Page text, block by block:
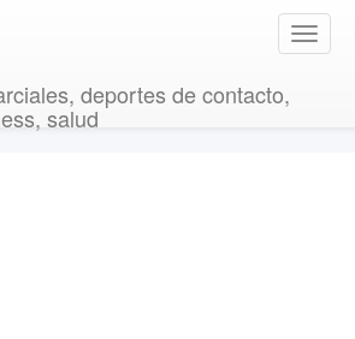
T
o
deportes de contacto,
salud